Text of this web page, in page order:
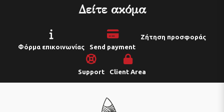
Δείτε ακόμα
Φόρμα επικοινωνίας Send payment
Ζήτηση προσφοράς
Support Client Area